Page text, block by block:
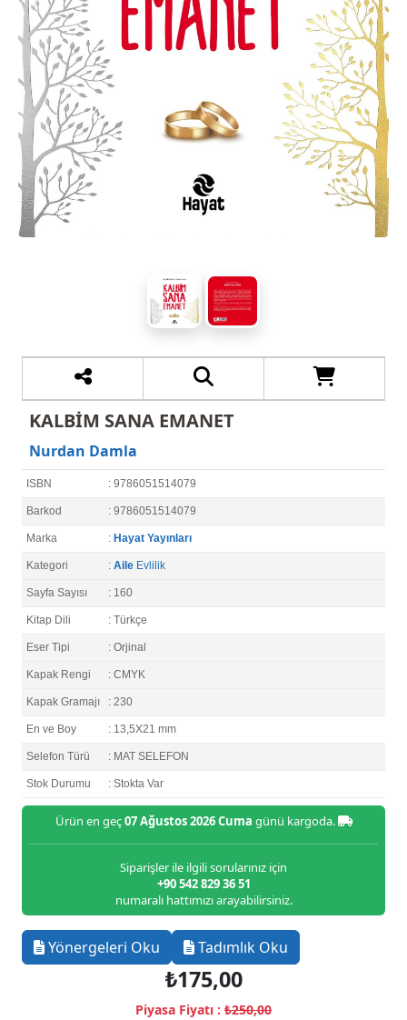
KALBİM SANA EMANET
Nurdan Damla
ISBN : 9786051514079
Barkod : 9786051514079
Marka : Hayat Yayınları
Kategori : Aile Evlilik
Sayfa Sayısı : 160
Kitap Dili : Türkçe
Eser Tipi : Orjinal
Kapak Rengi : CMYK
Kapak Gramajı : 230
En ve Boy : 13,5X21 mm
Selefon Türü : MAT SELEFON
Stok Durumu : Stokta Var
Ürün en geç07 Ağustos 2026 Cuma günü kargoda.
Siparişler ile ilgili sorularınız için
+90 542 829 36 51
numaralı hattımızı arayabilirsiniz.
Yönergeleri Oku Tadımlık Oku
₺175,00
Piyasa Fiyatı : ₺250,00